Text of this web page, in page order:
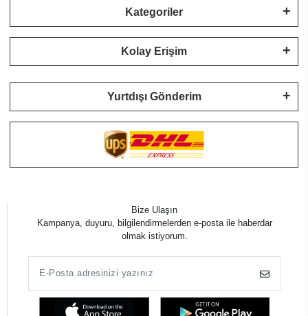
Kategoriler
Kolay Erişim
Yurtdışı Gönderim
Bize Ulaşın
Kampanya, duyuru, bilgilendirmelerden e-posta ile haberdar
olmak istiyorum.